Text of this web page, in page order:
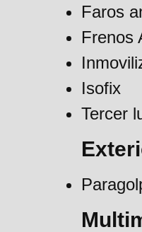
Faros
Frenos
Isofix
Tercer